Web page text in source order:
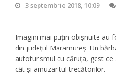
3 septembrie 2018, 10:09
Imagini mai puțin obișnuite au
din județul Maramureș. Un
autoturismul cu căruța, gest
cât și amuzantul trecătorilor.